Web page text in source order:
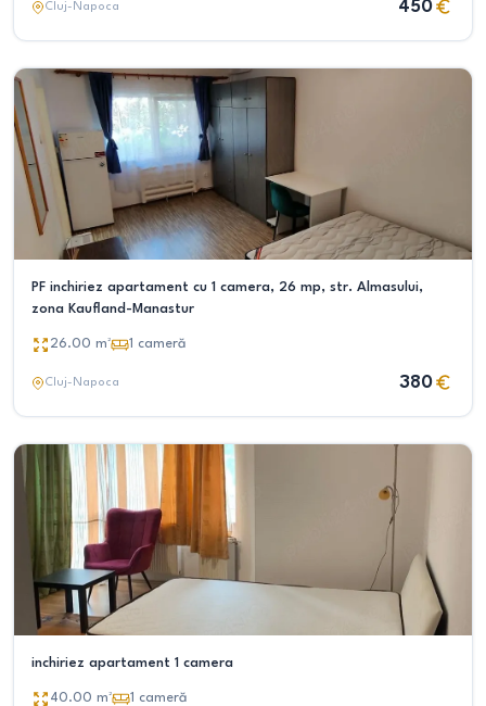
Cluj-Napoca 450
PF inchiriez apartament cu 1 camera, 26 mp, str. Almasului,
zona Kaufland-Manastur
26.00 m² 1 cameră
Cluj-Napoca 380
inchiriez apartament 1 camera
40.00 m² 1 cameră